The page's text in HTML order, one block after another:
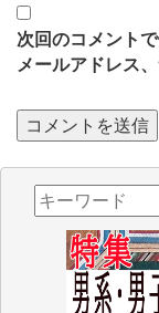
次回のコメント
メールアドレス